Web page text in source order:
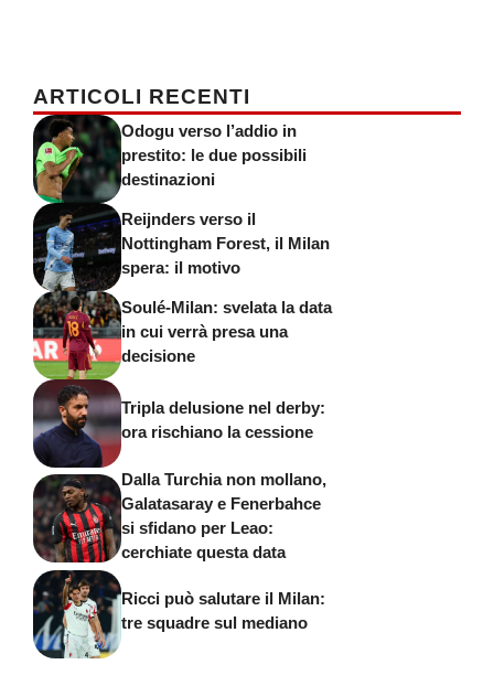
ARTICOLI RECENTI
Odogu verso l’addio in
prestito: le due possibili
destinazioni
Reijnders verso il
Nottingham Forest, il Milan
spera: il motivo
Soulé-Milan: svelata la data
in cui verrà presa una
decisione
Tripla delusione nel derby:
ora rischiano la cessione
Dalla Turchia non mollano,
Galatasaray e Fenerbahce
si sfidano per Leao:
cerchiate questa data
Ricci può salutare il Milan:
tre squadre sul mediano